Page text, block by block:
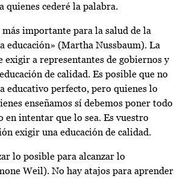
quienes cederé la palabra.
importante para la salud de la
educación» (Martha Nussbaum). La
exigir a representantes de gobiernos y
de calidad. Es posible que no
educativo perfecto, pero quienes lo
enseñamos sí debemos poner todo
en intentar que lo sea. Es vuestro
exigir una educación de calidad.
lo posible para alcanzar lo
Weil). No hay atajos para aprender